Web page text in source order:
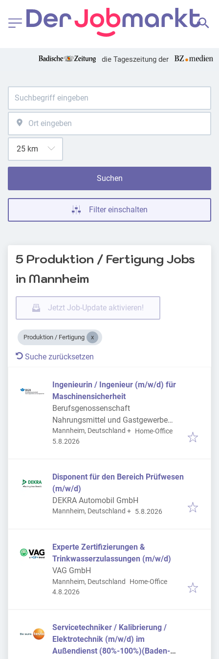
die Tageszeitung der
Suchen
Filter einschalten
5 Produktion / Fertigung Jobs
in Mannheim
Jetzt Job-Update aktivieren!
Produktion / Fertigung
Suche zurücksetzen
Ingenieurin / Ingenieur (m/w/d) für
Maschinensicherheit
Berufsgenossenschaft
Nahrungsmittel und Gastgewerbe
(BGN)
Mannheim, Deutschland + Home-Office
Veröffentlicht
5.8.2026
Disponent für den Bereich Prüfwesen
(m/w/d)
DEKRA Automobil GmbH
Mannheim, Deutschland + Veröffentlicht
5.8.2026
Experte Zertifizierungen &
Trinkwasserzulassungen (m/w/d)
VAG GmbH
Mannheim, Deutschland
Home-Office
Veröffentlicht
4.8.2026
Servicetechniker / Kalibrierung /
Elektrotechnik (m/w/d) im
Außendienst (80%-100%)(Baden-